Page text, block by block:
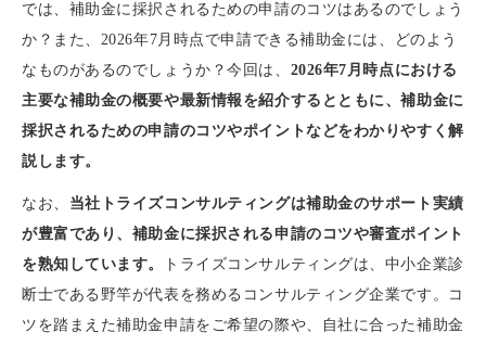
では、補助金に採択されるための申請のコツはあるのでしょう
か？また、2026年7月時点で申請できる補助金には、どのよう
なものがあるのでしょうか？今回は、 2026年7月時点における
主要な補助金の概要や最新情報を紹介するとともに、補助金に
採択されるための申請のコツやポイントなどをわかりやすく解
説します。
なお、 当社トライズコンサルティングは補助金のサポート実績
が豊富であり、補助金に採択される申請のコツや審査ポイント
を熟知しています。
トライズコンサルティングは、中小企業診
断士である野竿が代表を務めるコンサルティング企業です。コ
ツを踏まえた補助金申請をご希望の際や、自社に合った補助金